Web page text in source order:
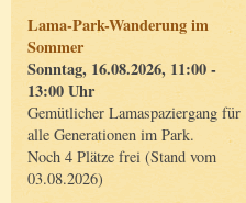
Lama-Park-Wanderung im
Sommer
Sonntag, 16.08.2026, 11:00 -
13:00 Uhr
Gemütlicher Lamaspaziergang für
alle Generationen im Park.
Noch 4 Plätze frei (Stand vom
03.08.2026)